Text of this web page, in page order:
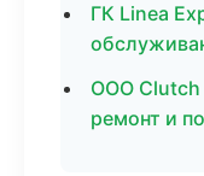
ГК Linea
ООО Clutch
ремонт и